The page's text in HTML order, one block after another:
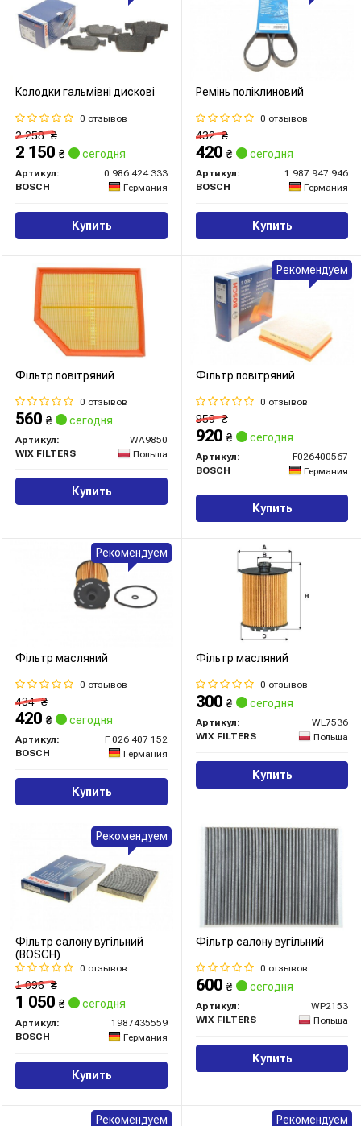
Колодки гальмівні дискові
0 отзывов
2 258₴
2 150 ₴ сегодня
Артикул:
0 986 424 333
BOSCH
Германия
Купить
Ремінь поліклиновий
0 отзывов
432₴
420 ₴ сегодня
Артикул:
1 987 947 946
BOSCH
Германия
Купить
Фільтр повітряний
0 отзывов
560 ₴ сегодня
Артикул:
WA9850
WIX FILTERS
Польша
Купить
Фільтр повітряний
0 отзывов
959₴
920 ₴ сегодня
Артикул:
F026400567
BOSCH
Германия
Купить
Рекомендуем
Фільтр масляний
0 отзывов
434₴
420 ₴ сегодня
Артикул:
F 026 407 152
BOSCH
Германия
Купить
Рекомендуем
Фільтр масляний
0 отзывов
300 ₴ сегодня
Артикул:
WL7536
WIX FILTERS
Польша
Купить
Фільтр салону вугільний
(BOSCH)
0 отзывов
1 096₴
1 050 ₴ сегодня
Артикул:
1987435559
BOSCH
Германия
Купить
Рекомендуем
Фільтр салону вугільний
0 отзывов
600 ₴ сегодня
Артикул:
WP2153
WIX FILTERS
Польша
Купить
Рекомендуем Рекомендуем